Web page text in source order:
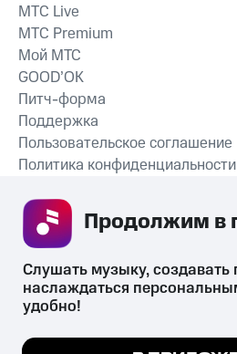
СКАЧАТЬ
MTС Live
MTС Premium
Мой МТС
GOOD’OK
Питч-форма
Поддержка
Пользовательское соглашение
Политика конфиденциальности
психотропных веществ, их аналогов
Мы используем куки, чтобы
Слушать музыку, создавать
наслаждаться
удобно!